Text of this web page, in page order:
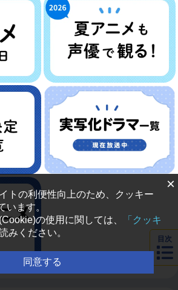
目次
×
トの利便性向上のため、クッキー
います。
の使用に関しては、
「クッキ
みください。
同意する